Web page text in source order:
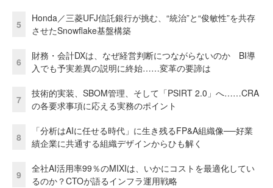
5
Honda／三菱UFJ信託銀行が挑む、“統治”と“俊敏性”を共存
させたSnowflake基盤構築
6
財務・会計DXは、なぜ経営判断につながらないのか BI導
入でも予実差異の説明に終始……変革の要諦は
7
技術的実装、SBOM管理、そして「PSIRT 2.0」へ……CRA
の各要求事項に応える実務のポイント
8
「分析はAIに任せる時代」に生き残るFP&A組織像──好業
績企業に共通する組織デザインからひも解く
9
全社AI活用率99％のMIXIは、いかにコストを最適化してい
るのか？CTOが語るインフラ運用戦略